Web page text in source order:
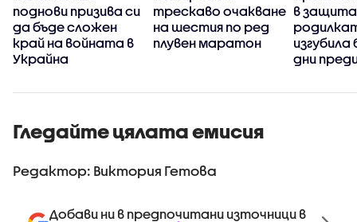
поднови призива си
да бъде сложен
край на войната в
Украйна
трескаво очакване
на шестия по ред
плувен маратон
в
дни
Гледайте цялата емисия
Редактор: Виктория Гетова
Добави ни в предпочитани източници в